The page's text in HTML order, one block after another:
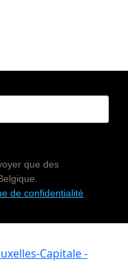
que des
de confidentialité
Capitale -